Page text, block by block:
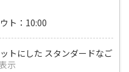
ト：10:00
食をセットにした スタンダードなご
示